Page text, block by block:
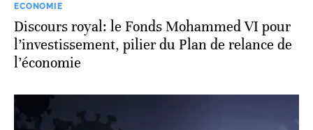
ECONOMIE
Discours royal: le Fonds Mohammed VI pour
l’investissement, pilier du Plan de relance de
l’économie